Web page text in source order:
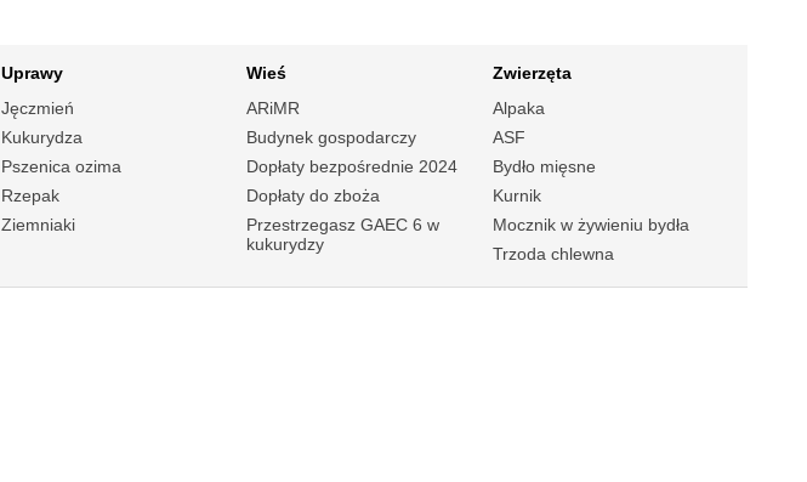
Uprawy
Jęczmień
Kukurydza
Pszenica ozima
Rzepak
Ziemniaki
Wieś
ARiMR
Budynek gospodarczy
Dopłaty bezpośrednie 2024
Dopłaty do zboża
Przestrzegasz GAEC 6 w
kukurydzy
Zwierzęta
Alpaka
ASF
Bydło mięsne
Kurnik
Mocznik w żywieniu bydła
Trzoda chlewna